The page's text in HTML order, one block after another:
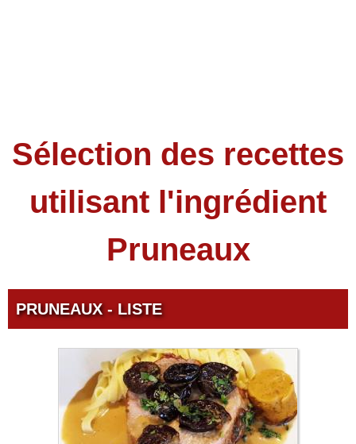
Sélection des recettes
utilisant l'ingrédient
Pruneaux
PRUNEAUX - LISTE